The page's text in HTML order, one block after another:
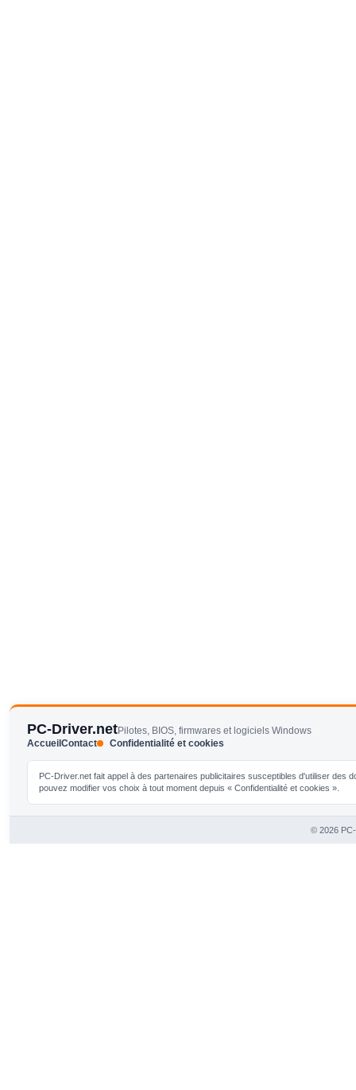
PC-Driver.netPilotes, BIOS, firmwares et logiciels Windows
AccueilContact Confidentialité et cookies
PC-Driver.net fait appel à des partenaires publicitaires susceptibles d'utiliser
pouvez modifier vos choix à tout moment depuis « Confidentialité et cookies ».
© 2026